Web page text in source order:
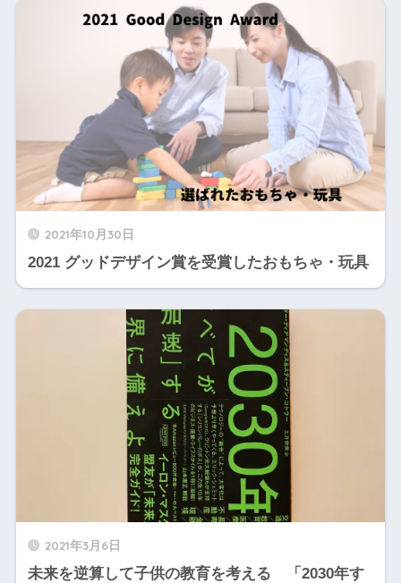
2021年10月30日
2021 グッドデザイン賞を受賞したおもちゃ・玩具
2021年3月6日
未来を逆算して子供の教育を考える 「2030年す